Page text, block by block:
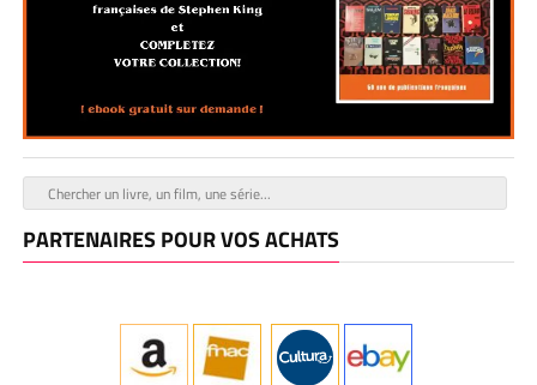
PARTENAIRES POUR VOS ACHATS